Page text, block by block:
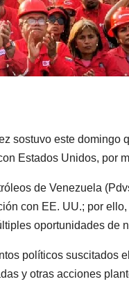
sostuvo este domingo
Estados Unidos, por
de Venezuela
con EE. UU.; por
oportunidades de
políticos suscitados
y otras acciones